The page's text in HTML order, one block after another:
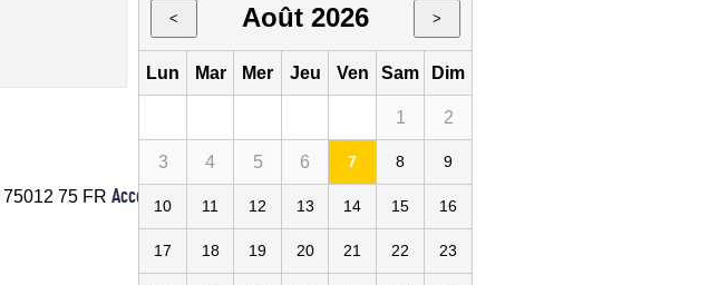
75012 75 FR Accor Arena
< Août 2026 >
Lun Mar Mer Jeu Ven Sam Dim
1 2
3 4 5 6 7 8 9
10 11 12 13 14 15 16
17 18 19 20 21 22 23